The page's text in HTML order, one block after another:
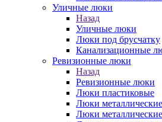
Уличные люки
Назад
Уличные люки
Люки под брусчатку
Канализационные
Ревизионные люки
Назад
Ревизионные люки
Люки пластиковые
Люки
Люки